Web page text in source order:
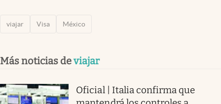
viajar Visa México
Más noticias deviajar
Oficial | Italia confirma que